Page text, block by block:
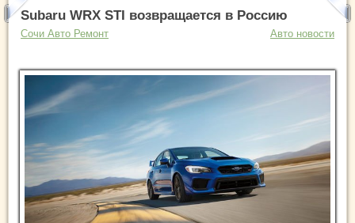
Subaru WRX STI возвращается в Россию
Сочи Авто Ремонт Авто новости